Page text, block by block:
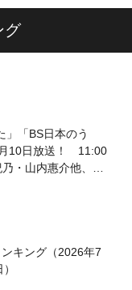
グ
」「BS日本のう
10日放送！ 11:00
・山内惠介他、
キング（2026年7